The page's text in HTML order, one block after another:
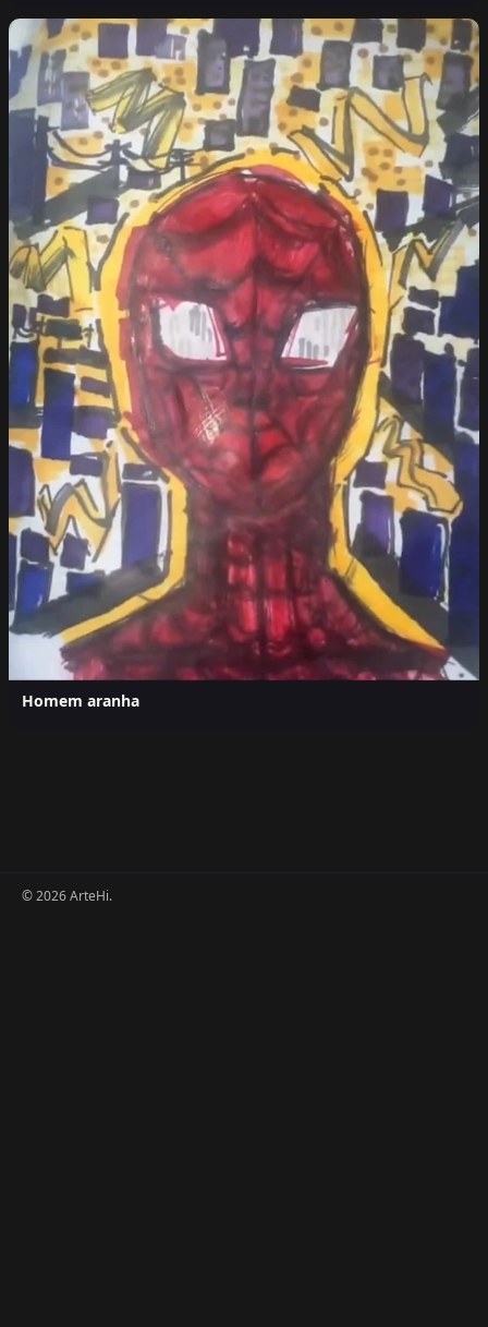
Homem aranha
© 2026 ArteHi.